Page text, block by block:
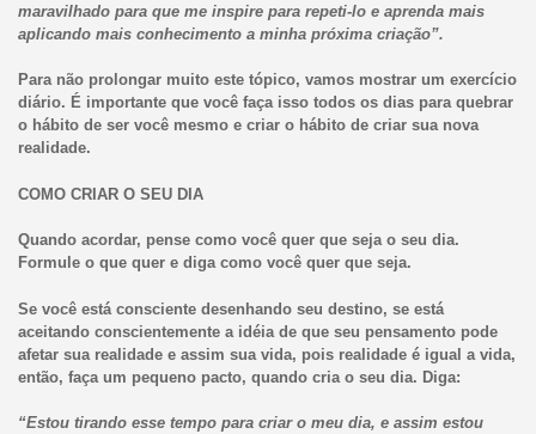
maravilhado para que me inspire para repeti-lo e aprenda mais
aplicando mais conhecimento a minha próxima criação”.
Para não prolongar muito este tópico, vamos mostrar um exercício
diário. É importante que você faça isso todos os dias para quebrar
o hábito de ser você mesmo e criar o hábito de criar sua nova
realidade.
COMO CRIAR O SEU DIA
Quando acordar, pense como você quer que seja o seu dia.
Formule o que quer e diga como você quer que seja.
Se você está consciente desenhando seu destino, se está
aceitando conscientemente a idéia de que seu pensamento pode
afetar sua realidade e assim sua vida, pois realidade é igual a vida,
então, faça um pequeno pacto, quando cria o seu dia. Diga:
“Estou tirando esse tempo para criar o meu dia, e assim estou